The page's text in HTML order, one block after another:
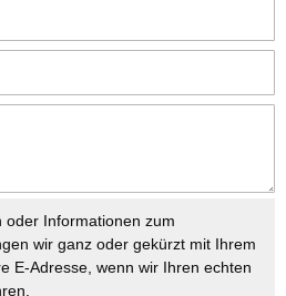
oder Informationen zum
wir ganz oder gekürzt mit Ihrem
E-Adresse, wenn wir Ihren echten